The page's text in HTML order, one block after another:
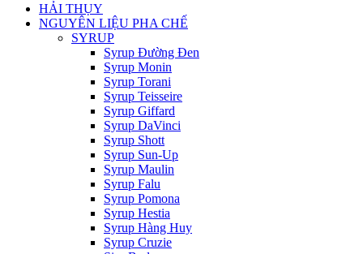
HẢI THỤY
NGUYÊN LIỆU PHA CHẾ
SYRUP
Syrup Đường Đen
Syrup Monin
Syrup Torani
Syrup Teisseire
Syrup Giffard
Syrup DaVinci
Syrup Shott
Syrup Sun-Up
Syrup Maulin
Syrup Falu
Syrup Pomona
Syrup Hestia
Syrup Hàng Huy
Syrup Cruzie